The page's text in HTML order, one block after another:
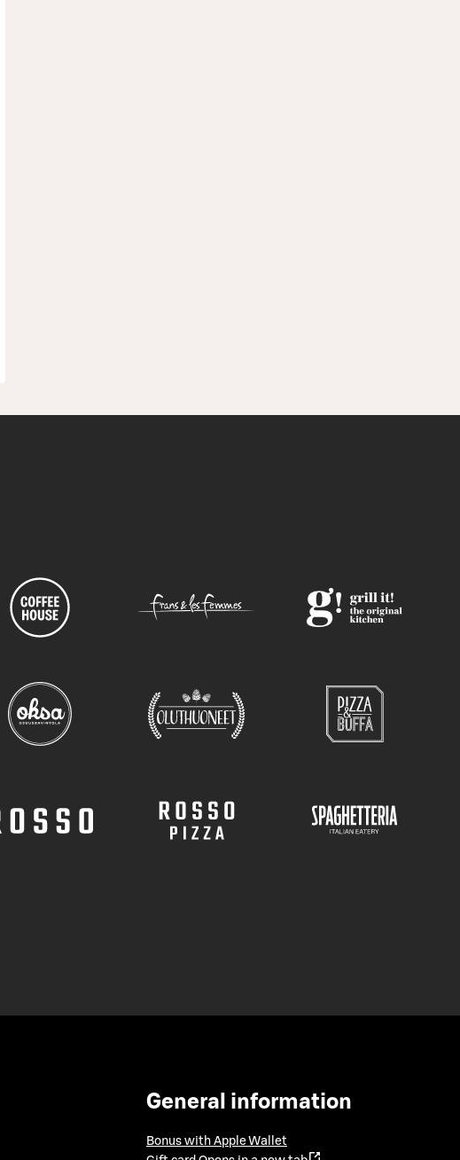
General information
Bonus with Apple Wallet